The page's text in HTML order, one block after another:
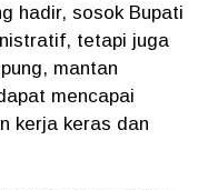
hadir, sosok Bupati
tetapi juga
mantan
mencapai
kerja keras dan